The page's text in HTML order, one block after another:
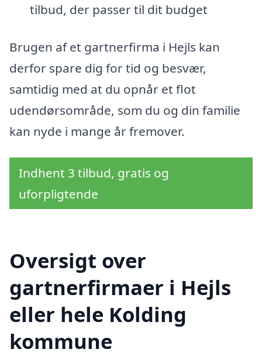
tilbud, der passer til dit budget
Brugen af et gartnerfirma i Hejls kan
derfor spare dig for tid og besvær,
samtidig med at du opnår et flot
udendørsområde, som du og din familie
kan nyde i mange år fremover.
Indhent 3 tilbud, gratis og
uforpligtende
Oversigt over
gartnerfirmaer i Hejls
eller hele Kolding
kommune